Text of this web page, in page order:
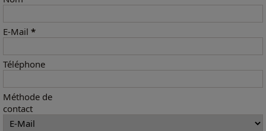
E-Mail *
Téléphone
Méthode de
contact